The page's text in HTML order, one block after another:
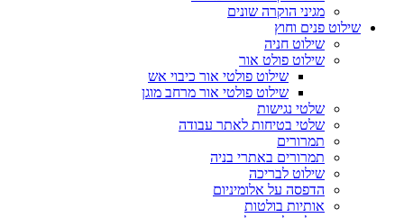
מגיני הוקרה שונים
שילוט פנים וחוץ
שילוט חניה
שילוט פולט אור
שילוט פולטי אור כיבוי אש
שילוט פולטי אור מרחב מוגן
שלטי נגישות
שלטי בטיחות לאתר עבודה
תמרורים
תמרורים באתרי בניה
שילוט לבריכה
הדפסה על אלומיניום
אותיות בולטות